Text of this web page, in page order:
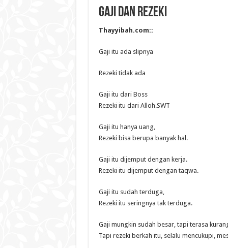
GAJI DAN REZEKI
Thayyibah.com::
Gaji itu ada slipnya
Rezeki tidak ada
Gaji itu dari Boss
Rezeki itu dari Alloh.SWT
Gaji itu hanya uang,
Rezeki bisa berupa banyak hal.
Gaji itu dijemput dengan kerja.
Rezeki itu dijemput dengan taqwa.
Gaji itu sudah terduga,
Rezeki itu seringnya tak terduga.
Gaji mungkin sudah besar, tapi terasa
Tapi rezeki berkah itu, selalu mencukupi,